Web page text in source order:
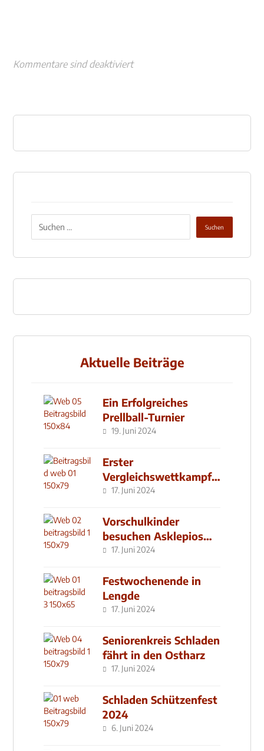
Kommentare sind deaktiviert
Aktuelle Beiträge
Ein Erfolgreiches
Prellball-Turnier
19. Juni 2024
Erster
Vergleichswettkampf
seit 2019
17. Juni 2024
Vorschulkinder
besuchen Asklepios
Klinik
17. Juni 2024
Festwochenende in
Lengde
17. Juni 2024
Seniorenkreis Schladen
fährt in den Ostharz
17. Juni 2024
Schladen Schützenfest
2024
6. Juni 2024